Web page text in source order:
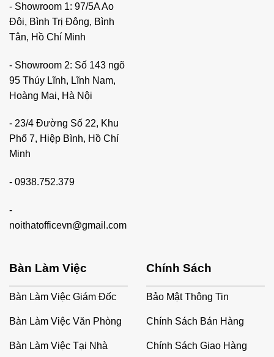
- Showroom 1: 97/5A Ao
Đôi, Bình Trị Đông, Bình
Tân, Hồ Chí Minh
- Showroom 2: Số 143 ngõ
95 Thúy Lĩnh, Lĩnh Nam,
Hoàng Mai, Hà Nội
- 23/4 Đường Số 22, Khu
Phố 7, Hiệp Bình, Hồ Chí
Minh
- 0938.752.379
-
noithatofficevn@gmail.com
Bàn Làm Việc
Bàn Làm Việc Giám Đốc
Bàn Làm Việc Văn Phòng
Bàn Làm Việc Tại Nhà
Chính Sách
Bảo Mật Thông Tin
Chính Sách Bán Hàng
Chính Sách Giao Hàng